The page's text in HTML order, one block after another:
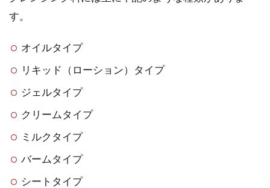
す。
オイルタイプ
リキッド（ローション）タイプ
ジェルタイプ
クリームタイプ
ミルクタイプ
バームタイプ
シートタイプ